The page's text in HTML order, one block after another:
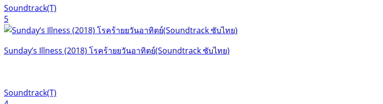
Soundtrack(T)
5
Sunday’s Illness (2018) โรคร้ายยวันอาทิตย์(Soundtrack ซับไทย)
Soundtrack(T)